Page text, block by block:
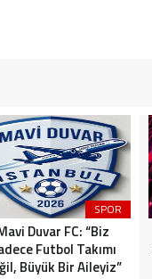
TEPKİ: “İLK AÇILDIĞI
Bıraktı
Tekin’den
SPOR
Duvar FC: “Biz
Futbol Takımı
Büyük Bir Aileyiz”